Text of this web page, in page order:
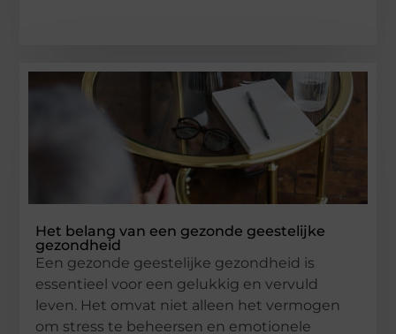
Het belang van een gezonde geestelijke
gezondheid
Een gezonde geestelijke gezondheid is
essentieel voor een gelukkig en vervuld
leven. Het omvat niet alleen het vermogen
om stress te beheersen en emotionele